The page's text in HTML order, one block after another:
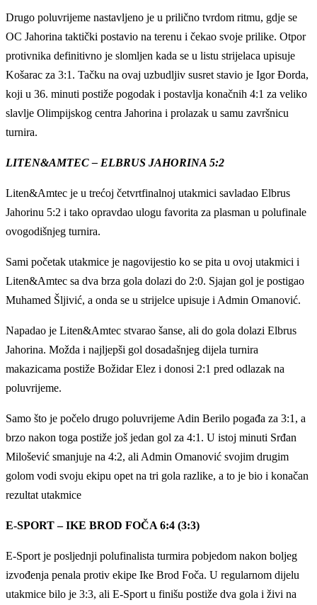
Drugo poluvrijeme nastavljeno je u prilično tvrdom ritmu, gdje se
OC Jahorina taktički postavio na terenu i čekao svoje prilike. Otpor
protivnika definitivno je slomljen kada se u listu strijelaca upisuje
Košarac za 3:1. Tačku na ovaj uzbudljiv susret stavio je Igor Đorda,
koji u 36. minuti postiže pogodak i postavlja konačnih 4:1 za veliko
slavlje Olimpijskog centra Jahorina i prolazak u samu završnicu
turnira.
LITEN&AMTEC – ELBRUS JAHORINA 5:2
Liten&Amtec je u trećoj četvrtfinalnoj utakmici savladao Elbrus
Jahorinu 5:2 i tako opravdao ulogu favorita za plasman u polufinale
ovogodišnjeg turnira.
Sami početak utakmice je nagovijestio ko se pita u ovoj utakmici i
Liten&Amtec sa dva brza gola dolazi do 2:0. Sjajan gol je postigao
Muhamed Šljivić, a onda se u strijelce upisuje i Admin Omanović.
Napadao je Liten&Amtec stvarao šanse, ali do gola dolazi Elbrus
Jahorina. Možda i najljepši gol dosadašnjeg dijela turnira
makazicama postiže Božidar Elez i donosi 2:1 pred odlazak na
poluvrijeme.
Samo što je počelo drugo poluvrijeme Adin Berilo pogađa za 3:1, a
brzo nakon toga postiže još jedan gol za 4:1. U istoj minuti Srđan
Milošević smanjuje na 4:2, ali Admin Omanović svojim drugim
golom vodi svoju ekipu opet na tri gola razlike, a to je bio i konačan
rezultat utakmice
E-SPORT – IKE BROD FOČA 6:4 (3:3)
E-Sport je posljednji polufinalista turmira pobjedom nakon boljeg
izvođenja penala protiv ekipe Ike Brod Foča. U regularnom dijelu
utakmice bilo je 3:3, ali E-Sport u finišu postiže dva gola i živi na